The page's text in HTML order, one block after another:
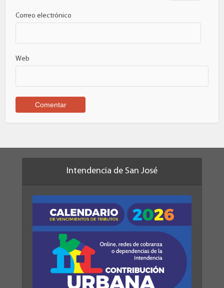
Correo electrónico
Web
Intendencia de San José